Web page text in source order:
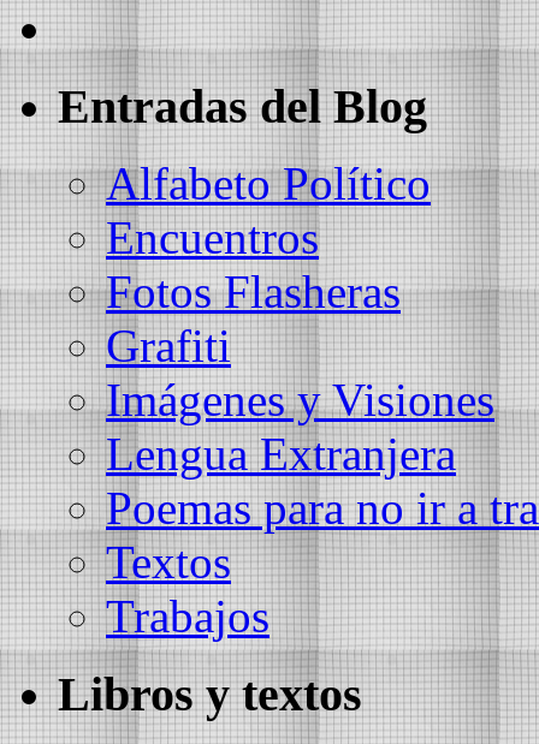
Entradas del Blog
Alfabeto Político
Encuentros
Fotos Flasheras
Grafiti
Imágenes y Visiones
Lengua Extranjera
Poemas para no ir a
Textos
Trabajos
Libros y textos